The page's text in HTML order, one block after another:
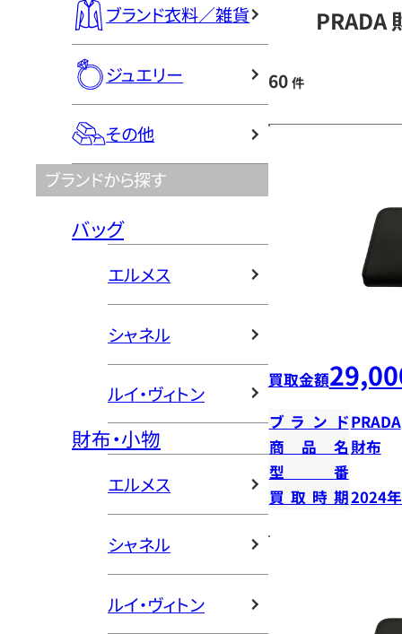
ブランド衣料／雑貨
ジュエリー
その他
ブランドから探す
バッグ
エルメス
シャネル
ルイ・ヴィトン
財布・小物
エルメス
シャネル
ルイ・ヴィトン
PRADA
60 件
買取金額
ブランドPRADA
商品名 財布
型番
買取時期2024